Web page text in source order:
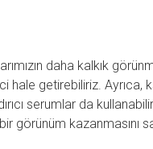
daha kalkık
hale getirebiliriz. Ayrıca,
serumlar da
görünüm kazanmasını